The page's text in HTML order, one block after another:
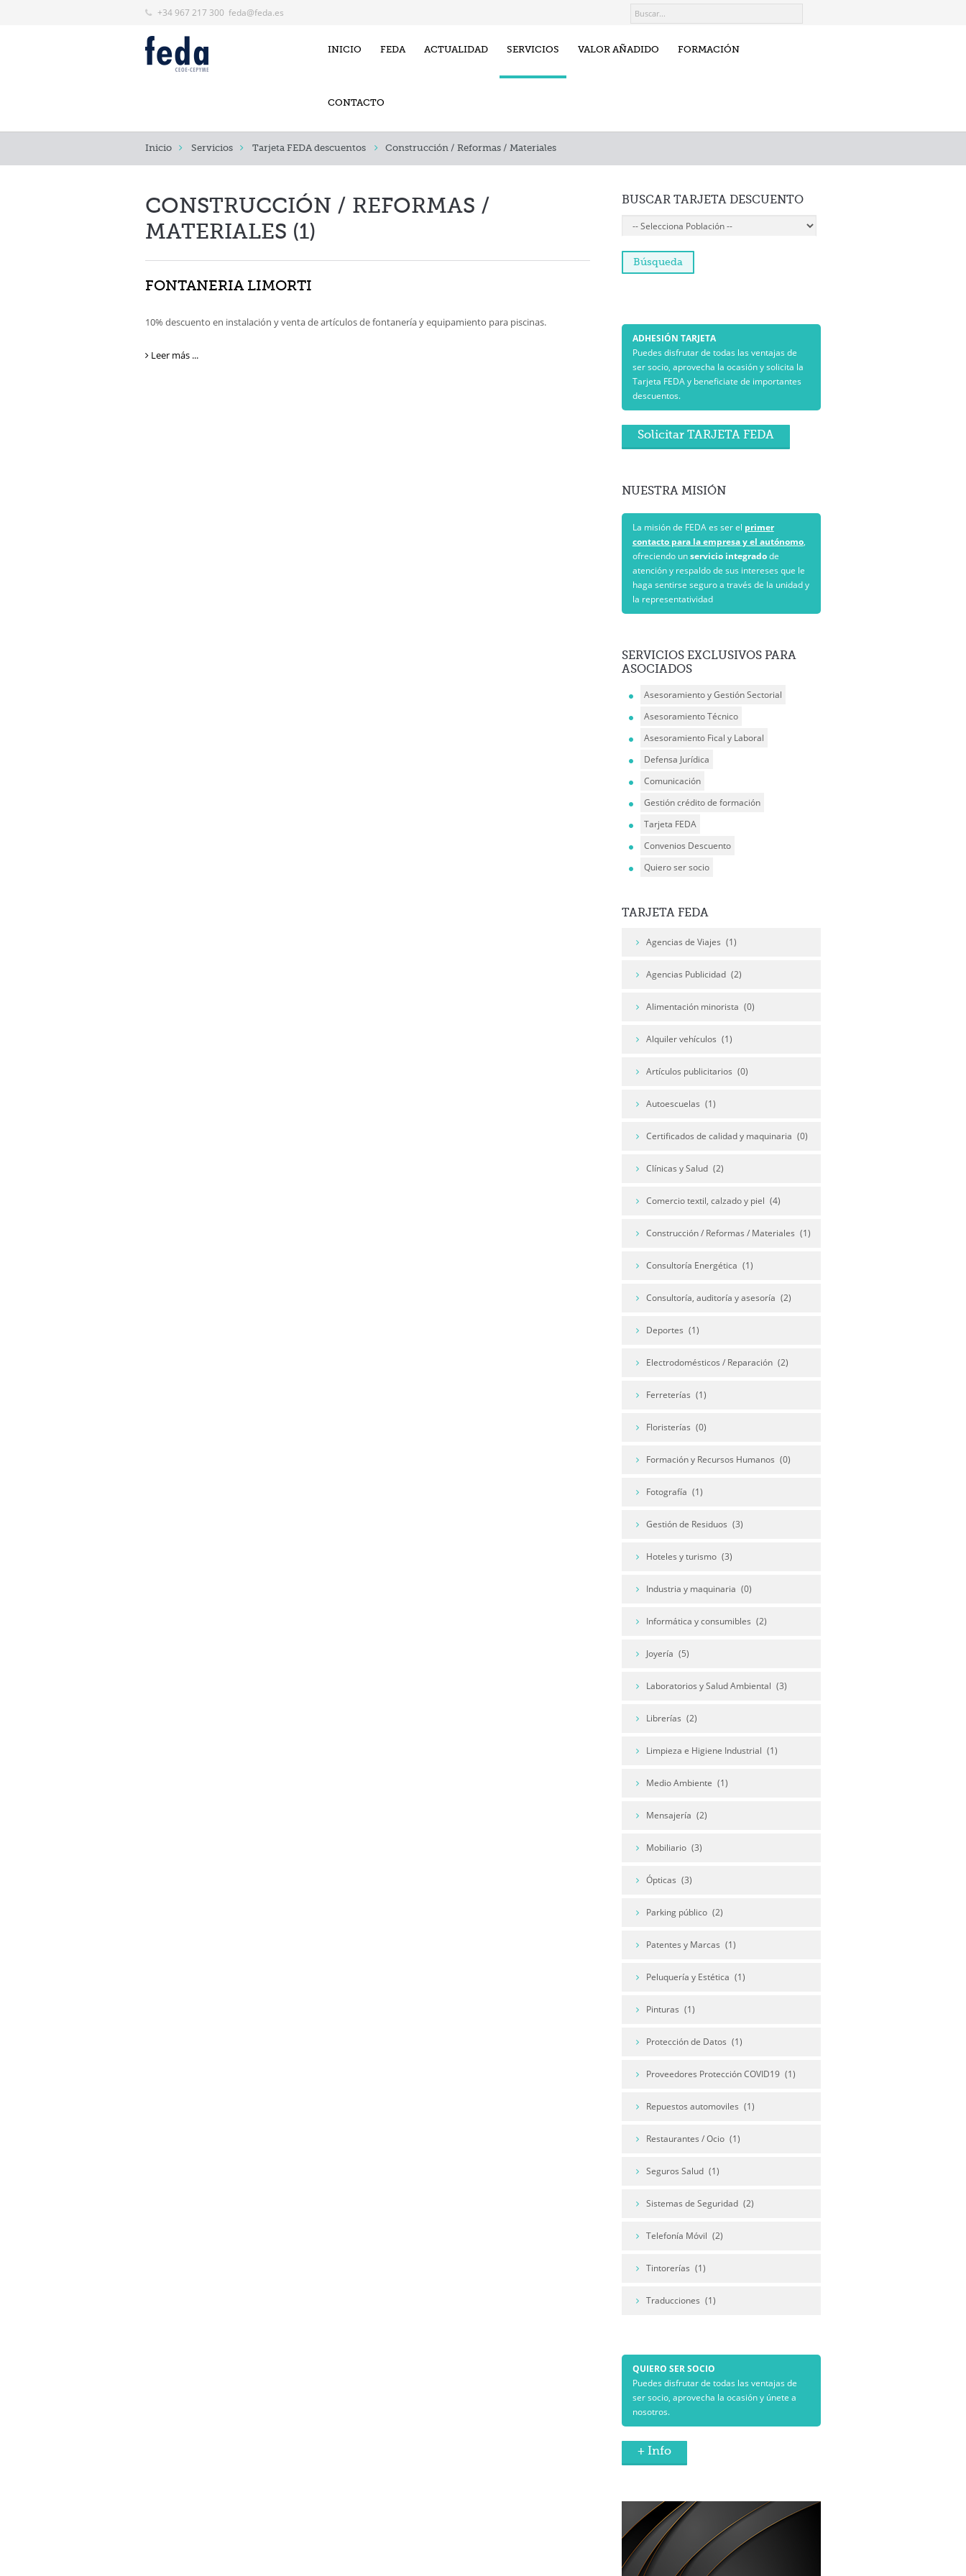
+34 967 217 300 feda@feda.es
INICIO FEDA ACTUALIDAD SERVICIOS VALOR AÑADIDO FORMACIÓN
CONTACTO
Inicio Servicios Tarjeta FEDA descuentos Construcción / Reformas / Materiales
CONSTRUCCIÓN / REFORMAS /
MATERIALES (1)
FONTANERIA LIMORTI
10% descuento en instalación y venta de artículos de fontanería y equipamiento para piscinas.
Leer más ...
BUSCAR TARJETA DESCUENTO
ADHESIÓN TARJETA
Puedes disfrutar de todas las ventajas de
ser socio, aprovecha la ocasión y solicita la
Tarjeta FEDA y beneficiate de importantes
descuentos.
Solicitar TARJETA FEDA
NUESTRA MISIÓN
La misión de FEDA es ser el primer
contacto para la empresa y el autónomo,
ofreciendo unservicio integradode
atención y respaldo de sus intereses que le
haga sentirse seguro a través de la unidad y
la representatividad
SERVICIOS EXCLUSIVOS PARA
ASOCIADOS
Asesoramiento y Gestión Sectorial
Asesoramiento Técnico
Asesoramiento Fical y Laboral
Defensa Jurídica
Comunicación
Gestión crédito de formación
Tarjeta FEDA
Convenios Descuento
Quiero ser socio
TARJETA FEDA
Agencias de Viajes (1)
Agencias Publicidad (2)
Alimentación minorista (0)
Alquiler vehículos (1)
Artículos publicitarios (0)
Autoescuelas (1)
Certificados de calidad y maquinaria (0)
Clínicas y Salud (2)
Comercio textil, calzado y piel (4)
Construcción / Reformas / Materiales (1)
Consultoría Energética (1)
Consultoría, auditoría y asesoría (2)
Deportes (1)
Electrodomésticos / Reparación (2)
Ferreterías (1)
Floristerías (0)
Formación y Recursos Humanos (0)
Fotografía (1)
Gestión de Residuos (3)
Hoteles y turismo (3)
Industria y maquinaria (0)
Informática y consumibles (2)
Joyería (5)
Laboratorios y Salud Ambiental (3)
Librerías (2)
Limpieza e Higiene Industrial (1)
Medio Ambiente (1)
Mensajería (2)
Mobiliario (3)
Ópticas (3)
Parking público (2)
Patentes y Marcas (1)
Peluquería y Estética (1)
Pinturas (1)
Protección de Datos (1)
Proveedores Protección COVID19 (1)
Repuestos automoviles (1)
Restaurantes / Ocio (1)
Seguros Salud (1)
Sistemas de Seguridad (2)
Telefonía Móvil (2)
Tintorerías (1)
Traducciones (1)
QUIERO SER SOCIO
Puedes disfrutar de todas las ventajas de
ser socio, aprovecha la ocasión y únete a
nosotros.
+ Info